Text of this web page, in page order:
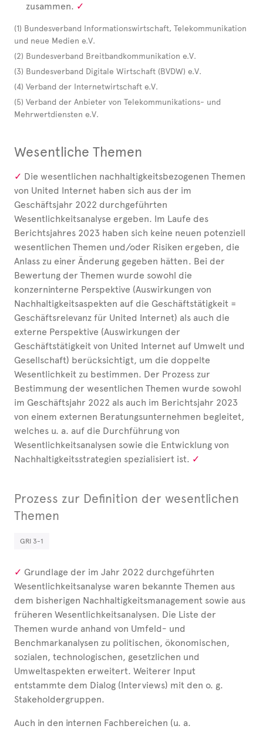
zusammen.
(1) Bundesverband Informationswirtschaft, Telekommunikation
und neue Medien e.V.
(2) Bundesverband Breitbandkommunikation e.V.
(3) Bundesverband Digitale Wirtschaft (BVDW) e.V.
(4) Verband der Internetwirtschaft e.V.
(5) Verband der Anbieter von Telekommunikations- und
Mehrwertdiensten e.V.
Wesentliche Themen
Die wesentlichen nachhaltigkeitsbezogenen Themen
von United Internet haben sich aus der im
Geschäftsjahr 2022 durchgeführten
Wesentlichkeitsanalyse ergeben. Im Laufe des
Berichtsjahres 2023 haben sich keine neuen potenziell
wesentlichen Themen und/oder Risiken ergeben, die
Anlass zu einer Änderung gegeben hätten. Bei der
Bewertung der Themen wurde sowohl die
konzerninterne Perspektive (Auswirkungen von
Nachhaltigkeitsaspekten auf die Geschäftstätigkeit =
Geschäftsrelevanz für United Internet) als auch die
externe Perspektive (Auswirkungen der
Geschäftstätigkeit von United Internet auf Umwelt und
Gesellschaft) berücksichtigt, um die doppelte
Wesentlichkeit zu bestimmen. Der Prozess zur
Bestimmung der wesentlichen Themen wurde sowohl
im Geschäftsjahr 2022 als auch im Berichtsjahr 2023
von einem externen Beratungsunternehmen begleitet,
welches u. a. auf die Durchführung von
Wesentlichkeitsanalysen sowie die Entwicklung von
Nachhaltigkeitsstrategien spezialisiert ist.
Prozess zur Definition der wesentlichen
Themen
GRI 3-1
Grundlage der im Jahr 2022 durchgeführten
Wesentlichkeitsanalyse waren bekannte Themen aus
dem bisherigen Nachhaltigkeitsmanagement sowie aus
früheren Wesentlichkeitsanalysen. Die Liste der
Themen wurde anhand von Umfeld- und
Benchmarkanalysen zu politischen, ökonomischen,
sozialen, technologischen, gesetzlichen und
Umweltaspekten erweitert. Weiterer Input
entstammte dem Dialog (Interviews) mit den o. g.
Stakeholdergruppen.
Auch in den internen Fachbereichen (u. a.